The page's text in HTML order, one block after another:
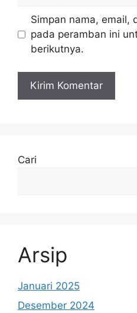
Simpan nama, email,
pada peramban ini
berikutnya.
Cari
Arsip
Januari 2025
Desember 2024